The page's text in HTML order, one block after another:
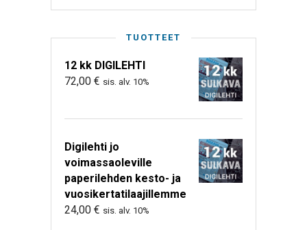
TUOTTEET
12 kk DIGILEHTI
72,00 € sis. alv. 10%
Digilehti jo
voimassaoleville
paperilehden kesto- ja
vuosikertatilaajillemme
24,00 € sis. alv. 10%